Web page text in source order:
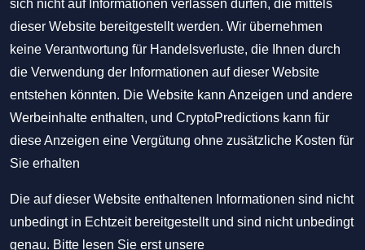
sich nicht auf Informationen verlassen dürfen, die mittels
dieser Website bereitgestellt werden. Wir übernehmen
keine Verantwortung für Handelsverluste, die Ihnen durch
die Verwendung der Informationen auf dieser Website
entstehen könnten. Die Website kann Anzeigen und andere
Werbeinhalte enthalten, und CryptoPredictions kann für
diese Anzeigen eine Vergütung ohne zusätzliche Kosten für
Sie erhalten
Die auf dieser Website enthaltenen Informationen sind nicht
unbedingt in Echtzeit bereitgestellt und sind nicht unbedingt
genau. Bitte lesen Sie erst unsere